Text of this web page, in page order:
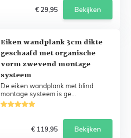
€ 29,95
Bekijken
Eiken wandplank 3cm dikte
geschaafd met organische
vorm zwevend montage
systeem
De eiken wandplank met blind
montage systeem is ge...
€ 119,95
Bekijken